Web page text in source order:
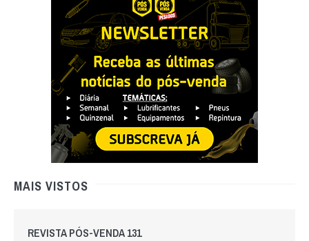
MAIS VISTOS
REVISTA PÓS-VENDA 131